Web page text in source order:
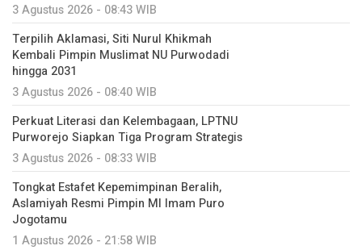
3 Agustus 2026 - 08:43 WIB
Terpilih Aklamasi, Siti Nurul Khikmah
Kembali Pimpin Muslimat NU Purwodadi
hingga 2031
3 Agustus 2026 - 08:40 WIB
Perkuat Literasi dan Kelembagaan, LPTNU
Purworejo Siapkan Tiga Program Strategis
3 Agustus 2026 - 08:33 WIB
Tongkat Estafet Kepemimpinan Beralih,
Aslamiyah Resmi Pimpin MI Imam Puro
Jogotamu
1 Agustus 2026 - 21:58 WIB